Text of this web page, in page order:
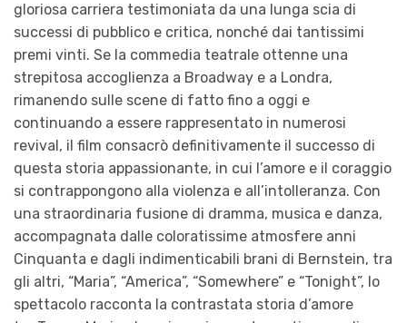
gloriosa carriera testimoniata da una lunga scia di
successi di pubblico e critica, nonché dai tantissimi
premi vinti. Se la commedia teatrale ottenne una
strepitosa accoglienza a Broadway e a Londra,
rimanendo sulle scene di fatto fino a oggi e
continuando a essere rappresentato in numerosi
revival, il film consacrò definitivamente il successo di
questa storia appassionante, in cui l’amore e il coraggio
si contrappongono alla violenza e all’intolleranza. Con
una straordinaria fusione di dramma, musica e danza,
accompagnata dalle coloratissime atmosfere anni
Cinquanta e dagli indimenticabili brani di Bernstein, tra
gli altri, “Maria”, “America”, “Somewhere” e “Tonight”, lo
spettacolo racconta la contrastata storia d’amore